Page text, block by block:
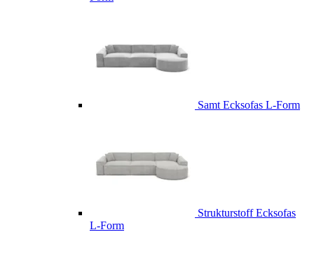
Samt Ecksofas L-Form
Strukturstoff Ecksofas
L-Form